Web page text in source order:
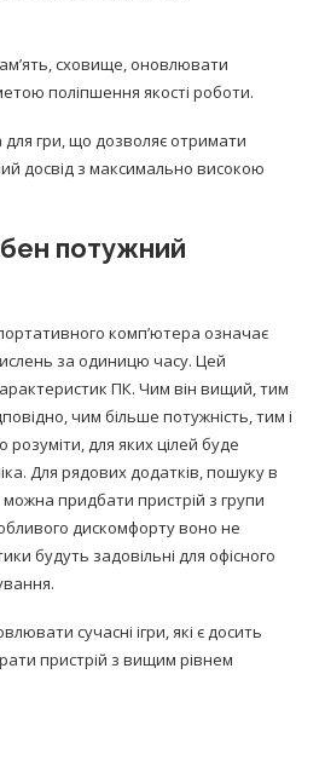
сховище, оновлювати
поліпшення якості роботи.
гри, що дозволяє отримати
досвід з максимально високою
потужний
комп’ютера означає
за одиницю часу. Цей
ПК. Чим він вищий, тим
чим більше потужність, тим і
розуміти, для яких цілей буде
Для рядових додатків, пошуку в
можна придбати пристрій з групи
дискомфорту воно не
будуть задовільні для офісного
сучасні ігри, які є досить
пристрій з вищим рівнем